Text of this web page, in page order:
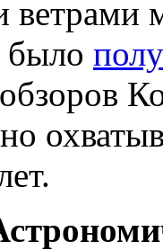
ветрами
было